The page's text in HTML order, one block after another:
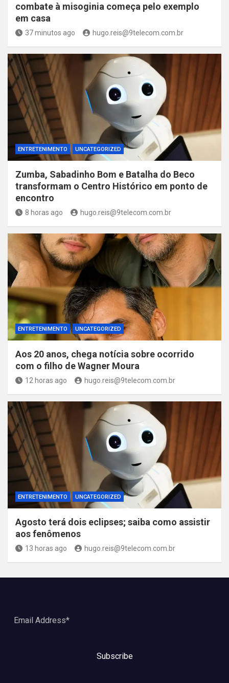
combate à misoginia começa pelo exemplo
em casa
37 minutos ago hugo.reis@9telecom.com.br
ENTRETENIMENTO UNCATEGORIZED
Zumba, Sabadinho Bom e Batalha do Beco
transformam o Centro Histórico em ponto de
encontro
8 horas ago hugo.reis@9telecom.com.br
ENTRETENIMENTO UNCATEGORIZED
Aos 20 anos, chega notícia sobre ocorrido
com o filho de Wagner Moura
12 horas ago hugo.reis@9telecom.com.br
ENTRETENIMENTO UNCATEGORIZED
Agosto terá dois eclipses; saiba como assistir
aos fenômenos
13 horas ago hugo.reis@9telecom.com.br
Subscribe